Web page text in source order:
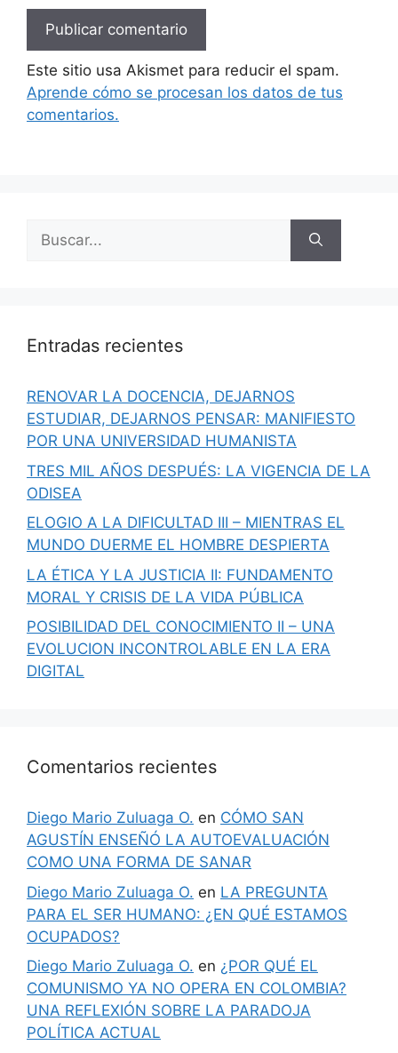
Este sitio usa Akismet para reducir el spam.
Aprende cómo se procesan los datos de tus
comentarios.
Buscar:
Entradas recientes
RENOVAR LA DOCENCIA, DEJARNOS
ESTUDIAR, DEJARNOS PENSAR: MANIFIESTO
POR UNA UNIVERSIDAD HUMANISTA
TRES MIL AÑOS DESPUÉS: LA VIGENCIA DE LA
ODISEA
ELOGIO A LA DIFICULTAD III – MIENTRAS EL
MUNDO DUERME EL HOMBRE DESPIERTA
LA ÉTICA Y LA JUSTICIA II: FUNDAMENTO
MORAL Y CRISIS DE LA VIDA PÚBLICA
POSIBILIDAD DEL CONOCIMIENTO II – UNA
EVOLUCION INCONTROLABLE EN LA ERA
DIGITAL
Comentarios recientes
Diego Mario Zuluaga O. en CÓMO SAN
AGUSTÍN ENSEÑÓ LA AUTOEVALUACIÓN
COMO UNA FORMA DE SANAR
Diego Mario Zuluaga O. en LA PREGUNTA
PARA EL SER HUMANO: ¿EN QUÉ ESTAMOS
OCUPADOS?
Diego Mario Zuluaga O. en ¿POR QUÉ EL
COMUNISMO YA NO OPERA EN COLOMBIA?
UNA REFLEXIÓN SOBRE LA PARADOJA
POLÍTICA ACTUAL